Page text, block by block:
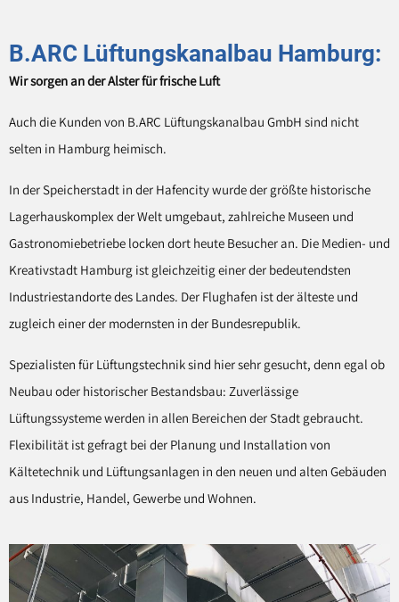
B.ARC Lüftungskanalbau Hamburg:
Wir sorgen an der Alster für frische Luft
Auch die Kunden von B.ARC Lüftungskanalbau GmbH sind nicht
selten in Hamburg heimisch.
In der Speicherstadt in der Hafencity wurde der größte historische
Lagerhauskomplex der Welt umgebaut, zahlreiche Museen und
Gastronomiebetriebe locken dort heute Besucher an. Die Medien- und
Kreativstadt Hamburg ist gleichzeitig einer der bedeutendsten
Industriestandorte des Landes. Der Flughafen ist der älteste und
zugleich einer der modernsten in der Bundesrepublik.
Spezialisten für Lüftungstechnik sind hier sehr gesucht, denn egal ob
Neubau oder historischer Bestandsbau: Zuverlässige
Lüftungssysteme werden in allen Bereichen der Stadt gebraucht.
Flexibilität ist gefragt bei der Planung und Installation von
Kältetechnik und Lüftungsanlagen in den neuen und alten Gebäuden
aus Industrie, Handel, Gewerbe und Wohnen.